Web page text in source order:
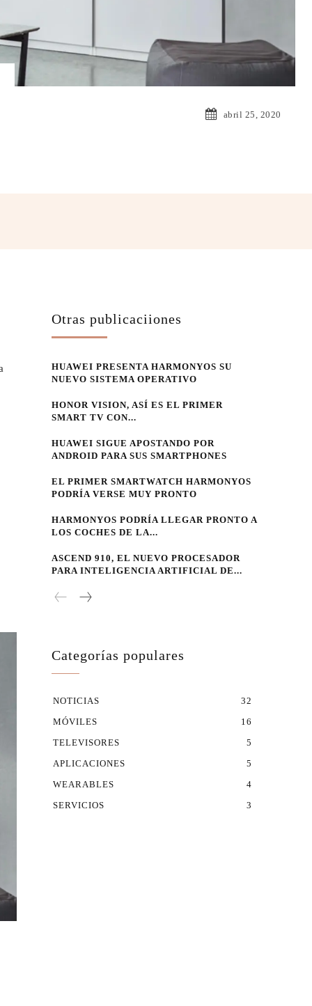
abril 25, 2020
Otras publicaciiones
HUAWEI PRESENTA HARMONYOS SU
NUEVO SISTEMA OPERATIVO
HONOR VISION, ASÍ ES EL PRIMER
SMART TV CON...
HUAWEI SIGUE APOSTANDO POR
ANDROID PARA SUS SMARTPHONES
EL PRIMER SMARTWATCH HARMONYOS
PODRÍA VERSE MUY PRONTO
HARMONYOS PODRÍA LLEGAR PRONTO A
LOS COCHES DE LA...
ASCEND 910, EL NUEVO PROCESADOR
PARA INTELIGENCIA ARTIFICIAL DE...
Categorías populares
NOTICIAS
32
MÓVILES
16
TELEVISORES
5
APLICACIONES
5
WEARABLES
4
SERVICIOS
3